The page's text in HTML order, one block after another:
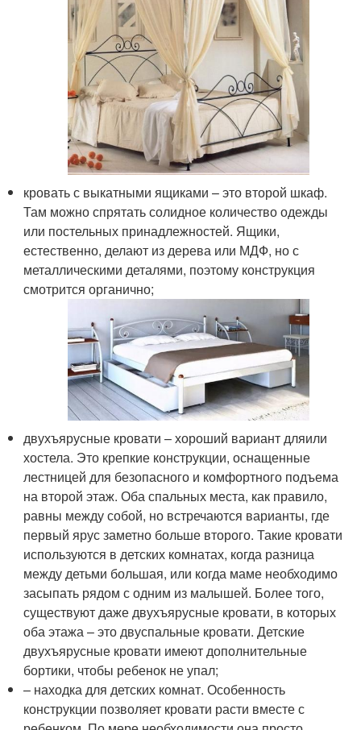
кровать с выкатными ящиками – это второй шкаф.
Там можно спрятать солидное количество одежды
или постельных принадлежностей. Ящики,
естественно, делают из дерева или МДФ, но с
металлическими деталями, поэтому конструкция
смотрится органично;
двухъярусные кровати – хороший вариант дляили
хостела. Это крепкие конструкции, оснащенные
лестницей для безопасного и комфортного подъема
на второй этаж. Оба спальных места, как правило,
равны между собой, но встречаются варианты, где
первый ярус заметно больше второго. Такие кровати
используются в детских комнатах, когда разница
между детьми большая, или когда маме необходимо
засыпать рядом с одним из малышей. Более того,
существуют даже двухъярусные кровати, в которых
оба этажа – это двуспальные кровати. Детские
двухъярусные кровати имеют дополнительные
бортики, чтобы ребенок не упал;
– находка для детских комнат. Особенность
конструкции позволяет кровати расти вместе с